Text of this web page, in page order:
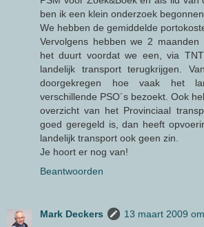
ben ik een klein onderzoek
We hebben de gemiddelde
Vervolgens hebben we 2 maanden
het duurt voordat we een, via
landelijk transport terugkrijgen.
doorgekregen hoe vaak het
verschillende PSO´s bezoekt. Ook
overzicht van het Provinciaal
goed geregeld is, dan heeft
landelijk transport ook geen zin.
Je hoort er nog van!
Beantwoorden
Mark Deckers
13 maart 2009